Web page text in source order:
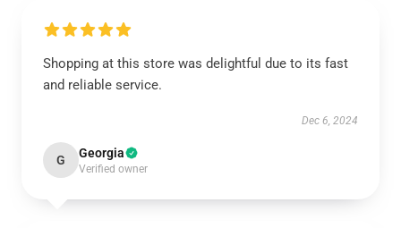
Shopping at this store was delightful due to its fast
and reliable service.
Dec 6, 2024
G Georgia
Verified owner